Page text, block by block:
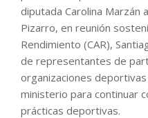
diputada Carolina Marzán
Pizarro, en reunión
Rendimiento (CAR),
de representantes de
organizaciones
ministerio para continuar
prácticas deportivas.